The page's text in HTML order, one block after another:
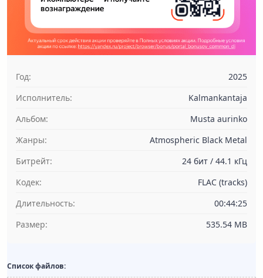
Год:
2025
Исполнитель:
Kalmankantaja
Альбом:
Musta aurinko
Жанры:
Atmospheric Black Metal
Битрейт:
24 бит / 44.1 кГц
Кодек:
FLAC (tracks)
Длительность:
00:44:25
Размер:
535.54 MB
Список файлов: